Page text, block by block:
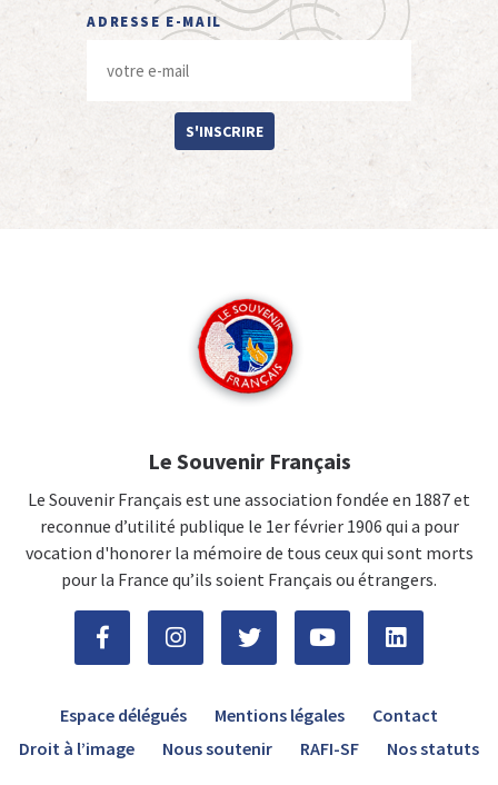
ADRESSE E-MAIL
S'INSCRIRE
Le Souvenir Français
Le Souvenir Français est une association fondée en 1887 et
reconnue d’utilité publique le 1er février 1906 qui a pour
vocation d'honorer la mémoire de tous ceux qui sont morts
pour la France qu’ils soient Français ou étrangers.
Espace délégués Mentions légales
Contact
Droit à l’image
Nous soutenir RAFI-SF Nos statuts